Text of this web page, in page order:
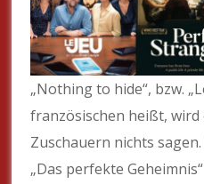
„Nothing to hide“, bzw.
französischen heißt, wird
Zuschauern nichts
„Das perfekte